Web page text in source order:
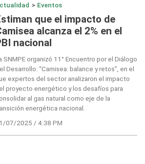
> Eventos
que el impacto de
alcanza el 2% en el
nacional
SNMPE organizó 11° Encuentro por el Diálogo
Desarrollo: “Camisea: balance y retos”, en el
expertos del sector analizaron el impacto
proyecto energético y los desafíos para
al gas natural como eje de la
energética nacional.
07/2025 / 4:38 PM